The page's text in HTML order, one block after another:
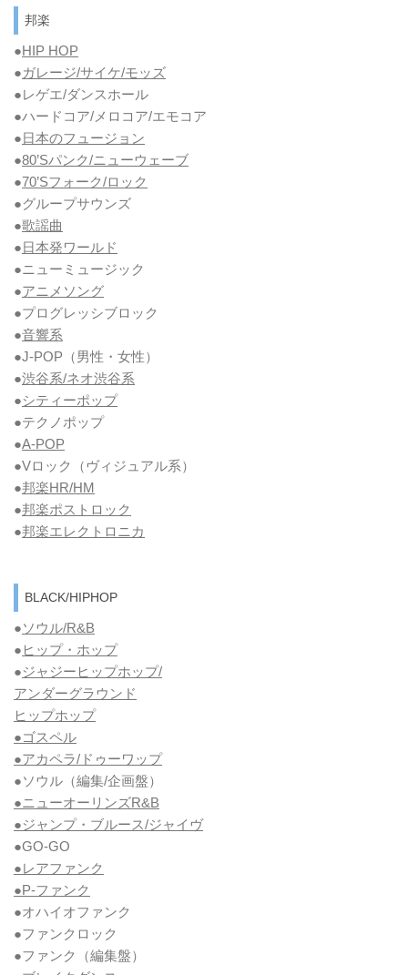
邦楽
●HIP HOP
●ガレージ/サイケ/モッズ
●レゲエ/ダンスホール
●ハードコア/メロコア/エモコア
●日本のフュージョン
●80’Sパンク/ニューウェーブ
●70’Sフォーク/ロック
●グループサウンズ
●歌謡曲
●日本発ワールド
●ニューミュージック
●アニメソング
●プログレッシブロック
●音響系
●J-POP（男性・女性）
●渋谷系/ネオ渋谷系
●シティーポップ
●テクノポップ
●A-POP
●Vロック
（ヴィジュアル系）
●邦楽HR/HM
●邦楽ポストロック
●邦楽エレクトロニカ
BLACK/HIPHOP
●ソウル/R&B
● ヒップ・ホップ
●ジャジーヒップホップ/
アンダーグラウンド
ヒップホップ
●ゴスペル
●アカペラ/ドゥーワップ
●ソウル （編集/企画盤）
●ニューオーリンズR&B
●ジャンプ・ブルース/ジャイヴ
●GO-GO
●レアファンク
●P-ファンク
●オハイオファンク
●ファンクロック
●ファンク
（編集盤）